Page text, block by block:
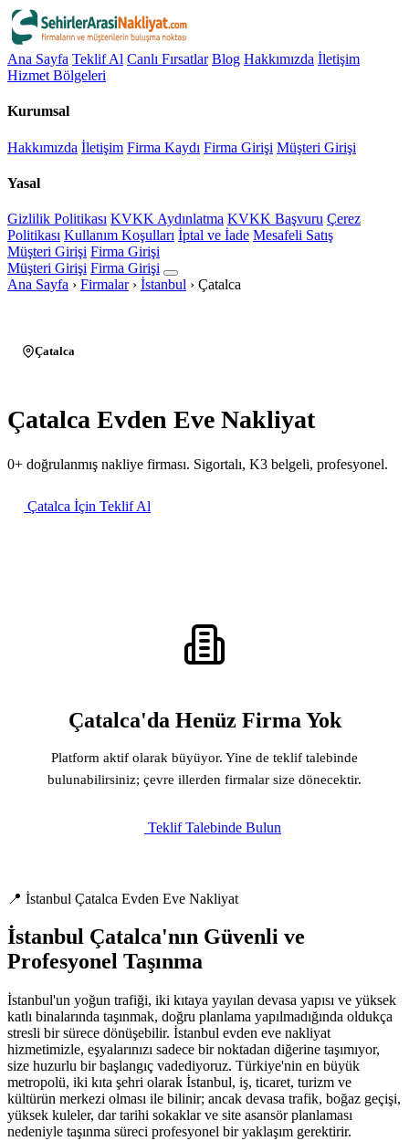
Ana Sayfa Teklif Al Canlı Fırsatlar Blog Hakkımızda İletişim
Hizmet Bölgeleri
Kurumsal
Hakkımızda İletişim Firma Kaydı Firma Girişi Müşteri Girişi
Yasal
Gizlilik Politikası KVKK Aydınlatma KVKK Başvuru Çerez
Politikası Kullanım Koşulları İptal ve İade Mesafeli Satış
Müşteri Girişi Firma Girişi
Müşteri Girişi Firma Girişi
Ana Sayfa › Firmalar › İstanbul › Çatalca
Çatalca
Çatalca Evden Eve Nakliyat
0+ doğrulanmış nakliye firması. Sigortalı, K3 belgeli, profesyonel.
Çatalca İçin Teklif Al
Çatalca'da Henüz Firma Yok
Platform aktif olarak büyüyor. Yine de teklif talebinde
bulunabilirsiniz; çevre illerden firmalar size dönecektir.
Teklif Talebinde Bulun
📍 İstanbul Çatalca Evden Eve Nakliyat
İstanbul Çatalca'nın Güvenli ve
Profesyonel Taşınma
İstanbul'un yoğun trafiği, iki kıtaya yayılan devasa yapısı ve yüksek
katlı binalarında taşınmak, doğru planlama yapılmadığında oldukça
stresli bir sürece dönüşebilir. İstanbul evden eve nakliyat
hizmetimizle, eşyalarınızı sadece bir noktadan diğerine taşımıyor,
size huzurlu bir başlangıç vadediyoruz. Türkiye'nin en büyük
metropolü, iki kıta şehri olarak İstanbul, iş, ticaret, turizm ve
kültürün merkezi olması ile bilinir; ancak devasa trafik, boğaz geçişi,
yüksek kuleler, dar tarihi sokaklar ve site asansör planlaması
nedeniyle taşınma süreci profesyonel bir yaklaşım gerektirir.